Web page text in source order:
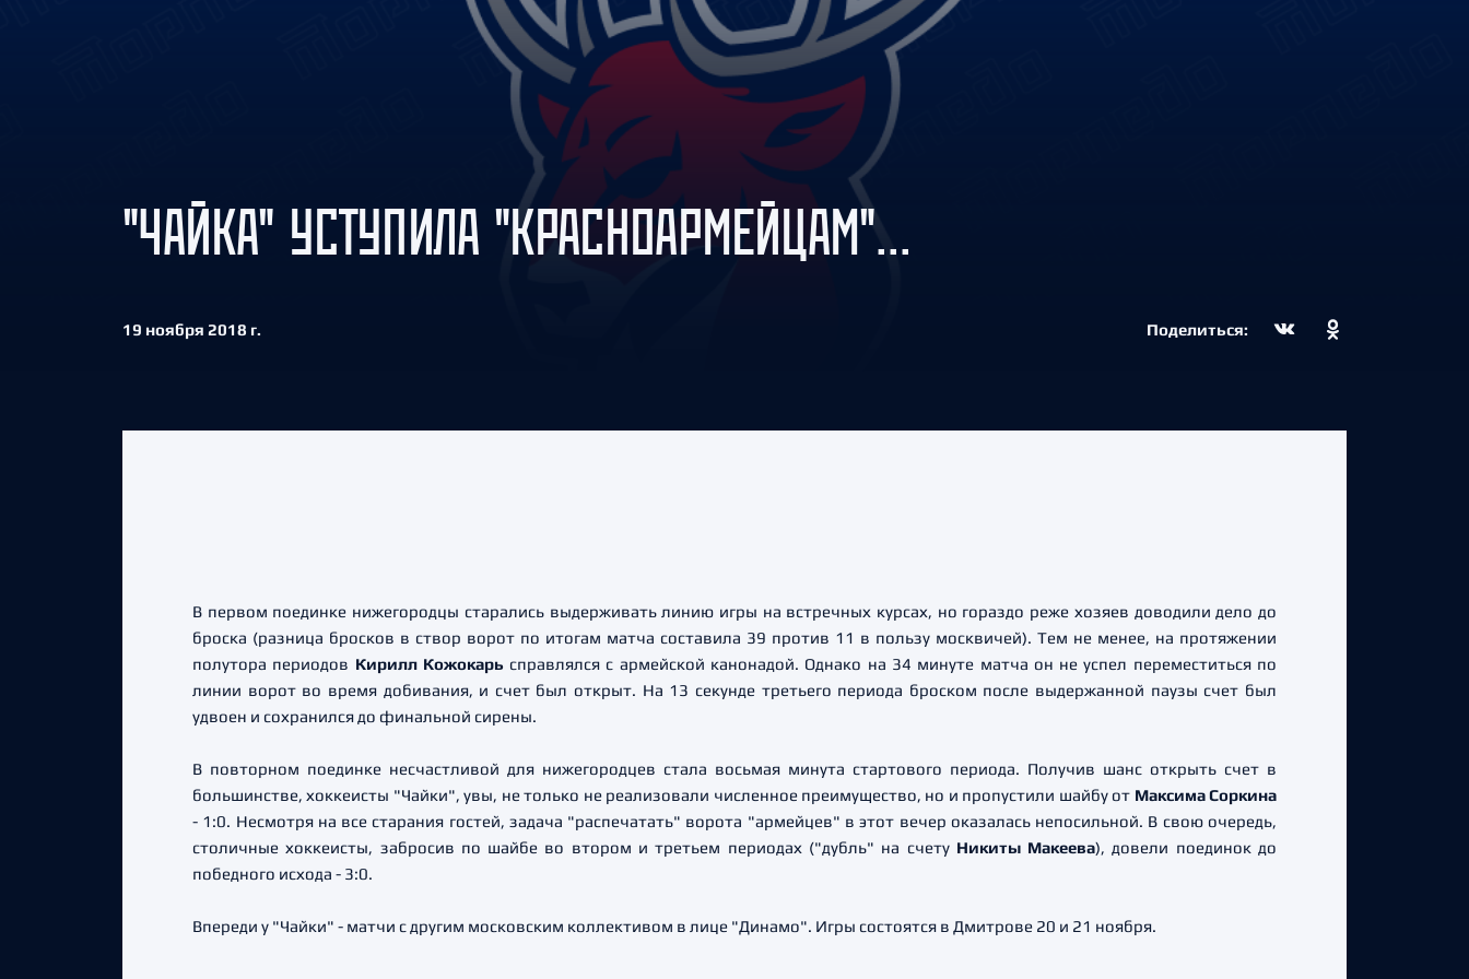
Амур
Барыс
Салават Юлаев
Сибирь
"ЧАЙКА" УСТУПИЛА "КРАСНОАРМЕЙЦАМ"...
19 ноября 2018 г. Поделиться:
В первом поединке нижегородцы старались выдерживать линию игры на встречных курсах, но гораздо реже хозяев доводили дело до
броска (разница бросков в створ ворот по итогам матча составила 39 против 11 в пользу москвичей). Тем не менее, на протяжении
полутора периодов Кирилл Кожокарьсправлялся с армейской канонадой. Однако на 34 минуте матча он не успел переместиться по
линии ворот во время добивания, и счет был открыт. На 13 секунде третьего периода броском после выдержанной паузы счет был
удвоен и сохранился до финальной сирены.
В повторном поединке несчастливой для нижегородцев стала восьмая минута стартового периода. Получив шанс открыть счет в
большинстве, хоккеисты "Чайки", увы, не только не реализовали численное преимущество, но и пропустили шайбу от Максима Соркина
- 1:0. Несмотря на все старания гостей, задача "распечатать" ворота "армейцев" в этот вечер оказалась непосильной. В свою очередь,
столичные хоккеисты, забросив по шайбе во втором и третьем периодах ("дубль" на счету Никиты Макеева), довели поединок до
победного исхода - 3:0.
Впереди у "Чайки" - матчи с другим московским коллективом в лице "Динамо". Игры состоятся в Дмитрове 20 и 21 ноября.